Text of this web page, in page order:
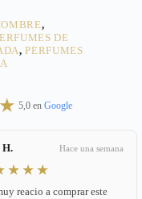
,
DE
,PERFUMES
5,0 en Google
H. Hace una semana
reacio a comprar este